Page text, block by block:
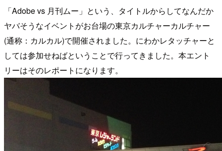
「Adobe vs 月刊ムー」という、タイトルからしてなんだか
ヤバそうなイベントがお台場の東京カルチャーカルチャー
(通称：カルカル)で開催されました。にわかレタッチャーと
しては参加せねばということで行ってきました。本エント
リーはそのレポートになります。